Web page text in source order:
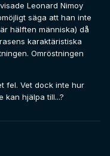
Leonard Nimoy
säga att han inte
hälften människa) då
karaktäristiska
Omröstningen
fel. Vet dock inte hur
kan hjälpa till...?